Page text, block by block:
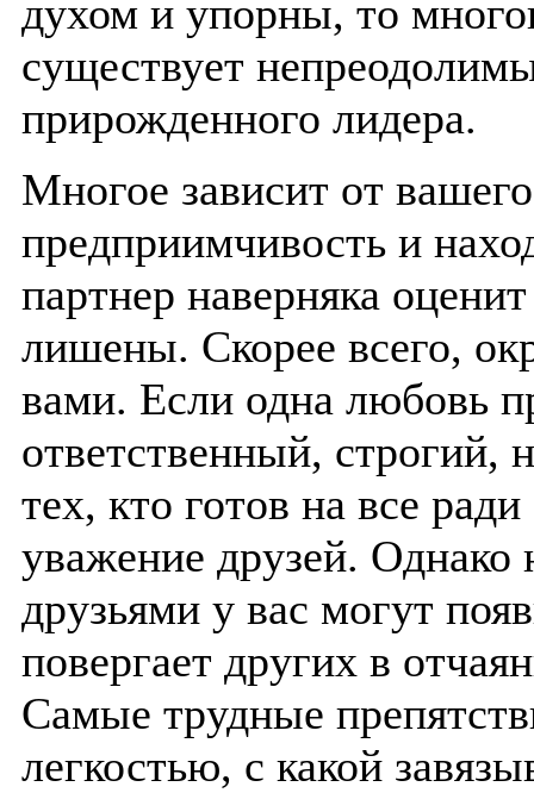
духом и упорны, то
существует
прирожденного лидера.
Многое зависит от
предприимчивость и
партнер наверняка
лишены. Скорее всего,
вами. Если одна любовь
ответственный, строгий,
тех, кто готов на все
уважение друзей. Однако
друзьями у вас могут
повергает других в
Самые трудные
легкостью, с какой